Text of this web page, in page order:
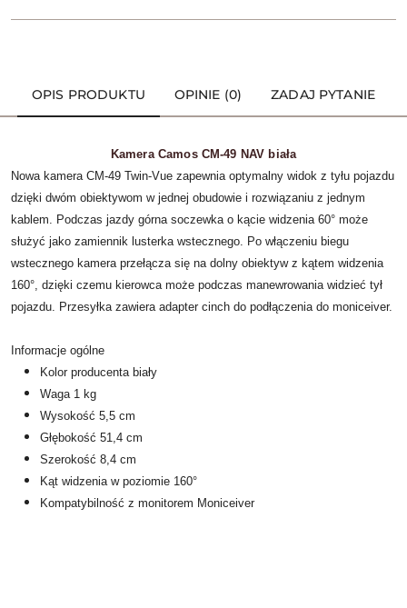
OPIS PRODUKTU OPINIE (0) ZADAJ PYTANIE
Kamera Camos CM-49 NAV biała
Nowa kamera CM-49 Twin-Vue zapewnia optymalny widok z tyłu pojazdu
dzięki dwóm obiektywom w jednej obudowie i rozwiązaniu z jednym
kablem. Podczas jazdy górna soczewka o kącie widzenia 60° może
służyć jako zamiennik lusterka wstecznego. Po włączeniu biegu
wstecznego kamera przełącza się na dolny obiektyw z kątem widzenia
160°, dzięki czemu kierowca może podczas manewrowania widzieć tył
pojazdu. Przesyłka zawiera adapter cinch do podłączenia do moniceiver.
Informacje ogólne
Kolor producenta biały
Waga 1 kg
Wysokość 5,5 cm
Głębokość 51,4 cm
Szerokość 8,4 cm
Kąt widzenia w poziomie 160°
Kompatybilność z monitorem Moniceiver